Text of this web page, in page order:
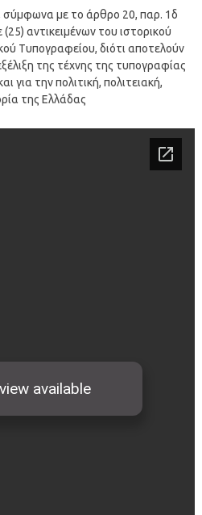
σύμφωνα με το άρθρο 20, παρ. 1δ
αντικειμένων του ιστορικού
Τυπογραφείου, διότι αποτελούν
της τέχνης της τυπογραφίας
για την πολιτική, πολιτειακή,
της Ελλάδας